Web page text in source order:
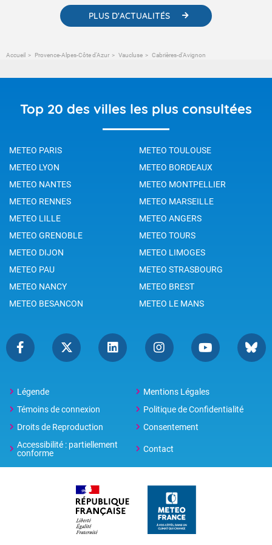
PLUS D'ACTUALITÉS
Accueil Provence-Alpes-Côte d'Azur Vaucluse Cabrières-d'Avignon
Top 20 des villes les plus consultées
METEO PARIS
METEO TOULOUSE
METEO LYON
METEO BORDEAUX
METEO NANTES
METEO MONTPELLIER
METEO RENNES
METEO MARSEILLE
METEO LILLE
METEO ANGERS
METEO GRENOBLE
METEO TOURS
METEO DIJON
METEO LIMOGES
METEO PAU
METEO STRASBOURG
METEO NANCY
METEO BREST
METEO BESANCON
METEO LE MANS
Légende
Mentions Légales
Témoins de connexion
Politique de Confidentialité
Droits de Reproduction
Consentement
Accessibilité : partiellement
conforme
Contact